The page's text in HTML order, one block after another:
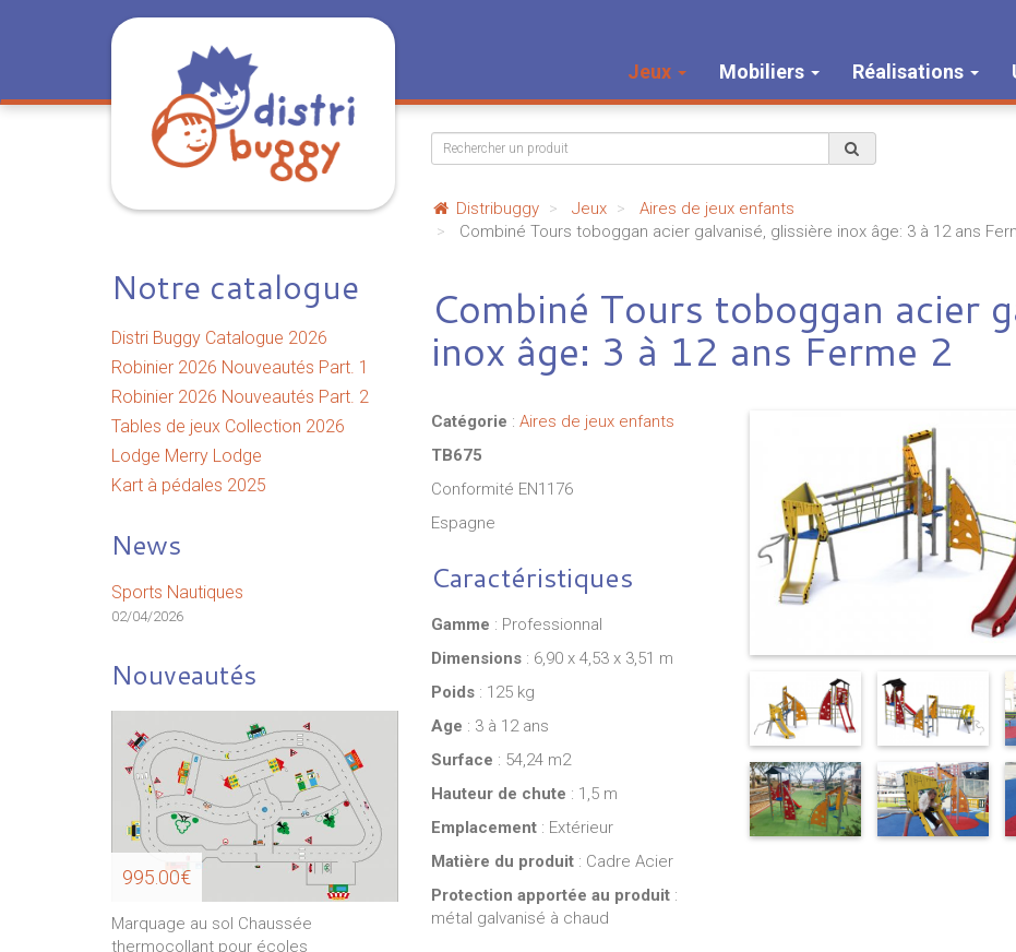
Jeux Mobiliers Réalisations
Notre catalogue
Distri Buggy Catalogue 2026
Robinier 2026 Nouveautés Part. 1
Robinier 2026 Nouveautés Part. 2
Tables de jeux Collection 2026
Lodge Merry Lodge
Kart à pédales 2025
News
Sports Nautiques
02/04/2026
Nouveautés
995.00€
Marquage au sol Chaussée
thermocollant pour écoles
Table de jeux de dominos en acier et
Distribuggy Jeux
Aires de jeux enfants
Combiné Tours toboggan acier galvanisé, glissière inox âge: 3 à 12 ans
Combiné Tours toboggan acier
inox âge: 3 à 12 ans Ferme 2
Catégorie : Aires de jeux enfants
TB675
Conformité EN1176
Espagne
Caractéristiques
Gamme : Professionnal
Dimensions: 6,90 x 4,53 x 3,51 m
Poids: 125 kg
Age : 3 à 12 ans
Surface : 54,24 m2
Hauteur de chute : 1,5 m
Emplacement: Extérieur
Matière du produit: Cadre Acier
Protection apportée au produit:
métal galvanisé à chaud